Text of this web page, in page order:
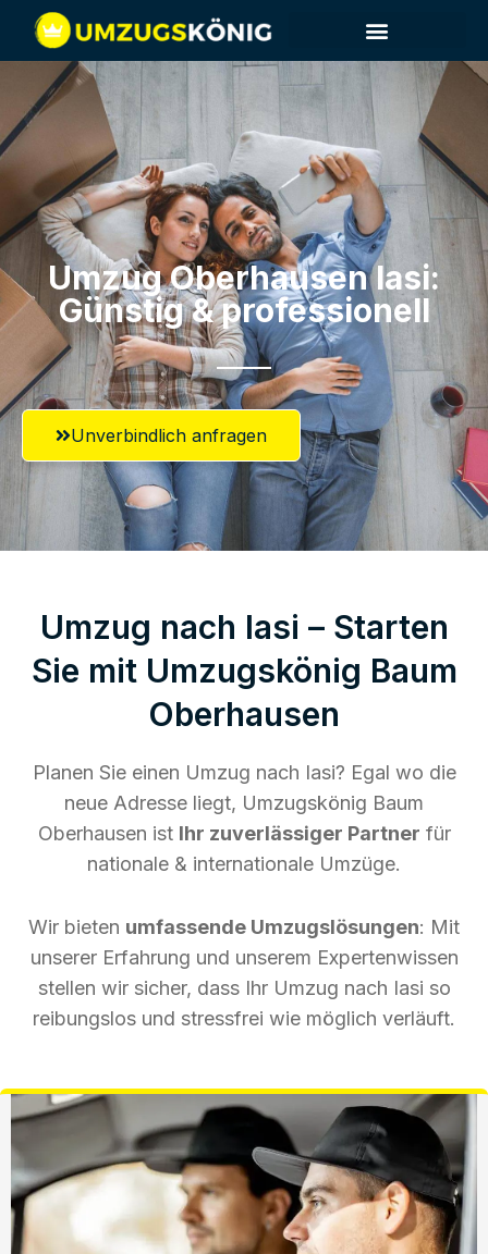
Umzug Oberhausen​ Iasi:
Günstig & professionell​
Unverbindlich anfragen
Umzug nach Iasi – Starten
Sie mit Umzugskönig Baum
Oberhausen
Planen Sie einen Umzug nach Iasi? Egal wo die
neue Adresse liegt, Umzugskönig Baum
Oberhausen ist Ihr zuverlässiger Partner für
nationale & internationale Umzüge.
Wir bieten umfassende Umzugslösungen: Mit
unserer Erfahrung und unserem Expertenwissen
stellen wir sicher, dass Ihr Umzug nach Iasi so
reibungslos und stressfrei wie möglich verläuft.